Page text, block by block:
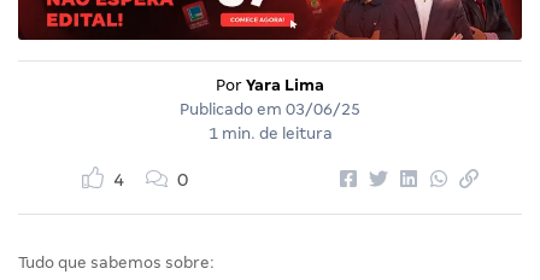
Por Yara Lima
Publicado em 03/06/25
1 min. de leitura
4 0
Tudo que sabemos sobre: